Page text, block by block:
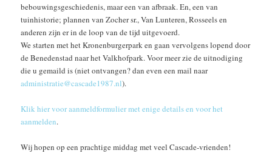
bebouwingsgeschiedenis, maar een van afbraak. En, een van
tuinhistorie; plannen van Zocher sr., Van Lunteren, Rosseels en
anderen zijn er in de loop van de tijd uitgevoerd.
We starten met het Kronenburgerpark en gaan vervolgens lopend door
de Benedenstad naar het Valkhofpark. Voor meer zie de uitnodiging
die u gemaild is (niet ontvangen? dan even een mail naar
administratie@cascade1987.nl).
Klik hier voor aanmeldformulier met enige details en voor het
aanmelden.
Wij hopen op een prachtige middag met veel Cascade-vrienden!